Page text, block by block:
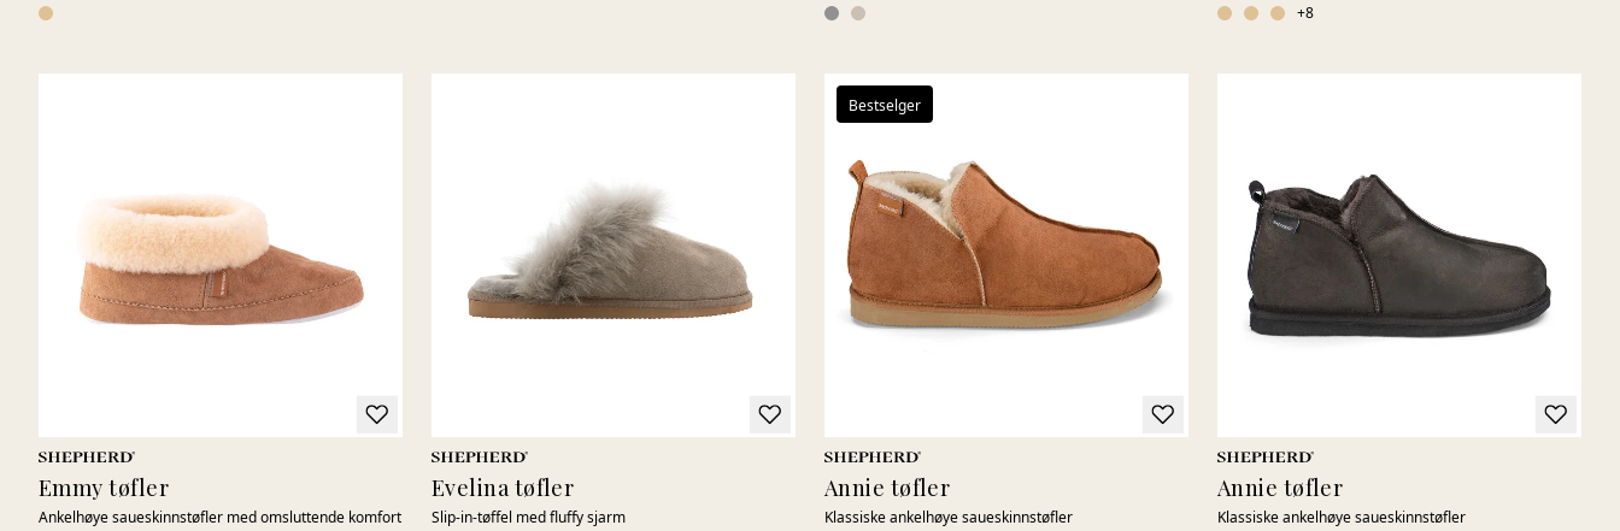
+8
Emmy tøfler
Ankelhøye saueskinnstøfler med omsluttende komfort
Evelina tøfler
Slip-in-tøffel med fluffy sjarm
Bestselger
Annie tøfler
Klassiske ankelhøye saueskinnstøfler
Annie tøfler
Klassiske ankelhøye saueskinnstøfler